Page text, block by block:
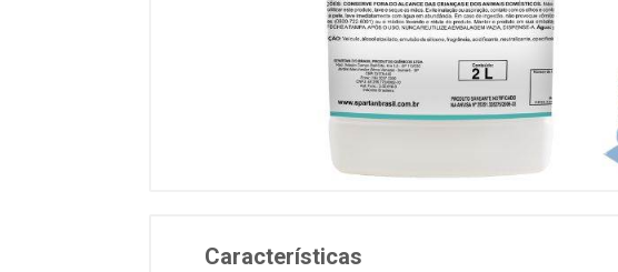
Características